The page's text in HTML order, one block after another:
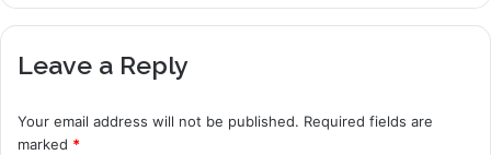
Leave a Reply
Your email address will not be published. Required fields are
marked *